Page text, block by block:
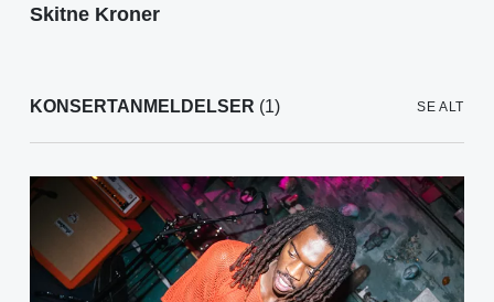
Skitne Kroner
KONSERTANMELDELSER (1) SE ALT